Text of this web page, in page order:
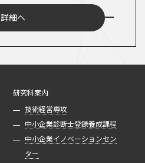
詳細へ
研究科案内
技術経営専攻
中小企業診断士登録養成課程
中小企業イノベーションセン
ター